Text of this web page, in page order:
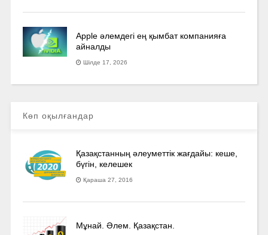
Apple әлемдегі ең қымбат компанияға
айналды
Шілде 17, 2026
Көп оқылғандар
Қазақстанның әлеуметтік жағдайы: кеше,
бүгін, келешек
Қараша 27, 2016
Мұнай. Әлем. Қазақстан.